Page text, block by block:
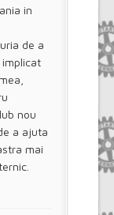
in
de a
nou
a ajuta
mai